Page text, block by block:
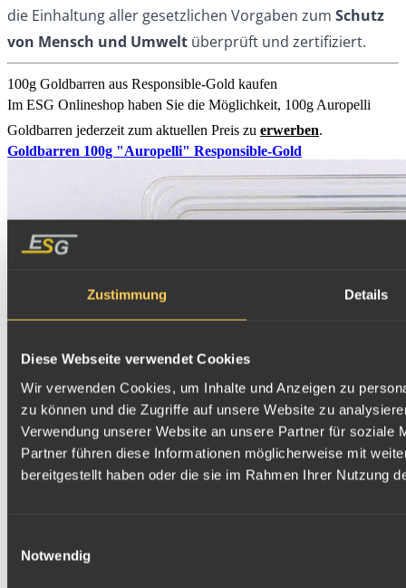
Zustimmung Details
Diese Webseite verwendet Cookies
Wir verwenden Cookies, um Inhalte und Anzeigen zu
zu können und die Zugriffe auf unsere Website zu
Verwendung unserer Website an unsere Partner für soziale
Partner führen diese Informationen möglicherweise mit
bereitgestellt haben oder die sie im Rahmen Ihrer Nutzung
Notwendig
die Einhaltung aller gesetzlichen Vorgaben zum Schutz
von Mensch und Umwelt überprüft und zertifiziert.
100g Goldbarren aus Responsible-Gold kaufen
Im ESG Onlineshop haben Sie die Möglichkeit, 100g Auropelli
Goldbarren jederzeit zum aktuellen Preis zu erwerben.
Goldbarren 100g "Auropelli" Responsible-Gold